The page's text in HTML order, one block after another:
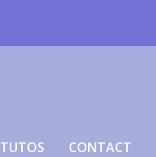
TUTOS CONTACT